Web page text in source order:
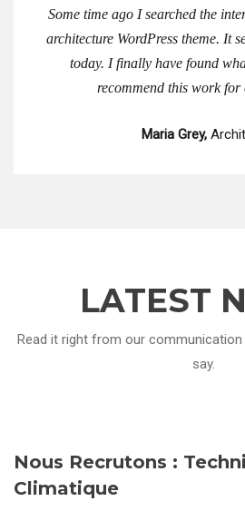
Some time ago I searched the
architecture WordPress theme. It
today. I finally have found
recommend this work for
Maria Grey,
LATEST
Read it right from our
say.
Nous Recrutons :
Climatique